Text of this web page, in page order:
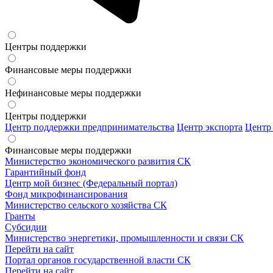
Центры поддержки
Финансовые меры поддержки
Нефинансовые меры поддержки
Центры поддержки
Центр поддержки предпринимательства Центр экспорта
Финансовые меры поддержки
Министерство экономического развития СК
Гарантийный фонд
Центр мой бизнес (Федеральный портал)
Фонд микрофинансирования
Министерство сельского хозяйства СК
Гранты
Субсидии
Министерство энергетики, промышленности и связи СК
Перейти на сайт
Портал органов государственной власти СК
Перейти на сайт